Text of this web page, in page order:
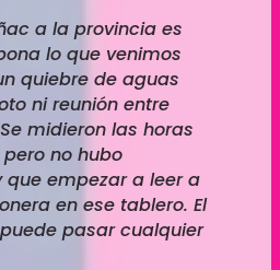
a la provincia es
lo que venimos
quiebre de aguas
ni reunión entre
midieron las horas
no hubo
que empezar a leer a
en ese tablero. El
pasar cualquier